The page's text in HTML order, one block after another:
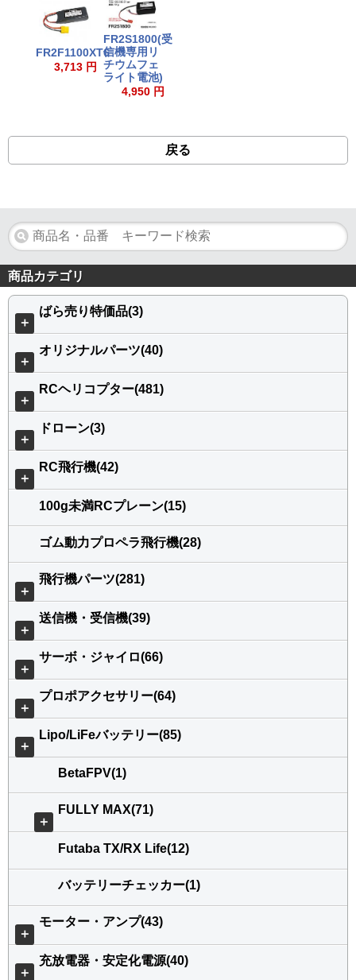
FR2F1100XT6
3,713 円
FR2S1800(受
信機専用リ
チウムフェ
ライト電池)
4,950 円
戻る
商品カテゴリ
＋
ばら売り特価品(3)
＋
オリジナルパーツ(40)
＋
RCヘリコプター(481)
＋
ドローン(3)
＋
RC飛行機(42)
100g未満RCプレーン(15)
ゴム動力プロペラ飛行機(28)
＋
飛行機パーツ(281)
＋
送信機・受信機(39)
＋
サーボ・ジャイロ(66)
＋
プロポアクセサリー(64)
＋
Lipo/LiFeバッテリー(85)
BetaFPV(1)
＋
FULLY MAX(71)
Futaba TX/RX Life(12)
バッテリーチェッカー(1)
＋
モーター・アンプ(43)
＋
充放電器・安定化電源(40)